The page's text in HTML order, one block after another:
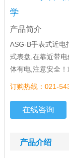
学
产品简介
ASG-B手表式近电
式表盘,在靠近带
体有电,注意安全
订购热线：021-
在线咨询
产品介绍